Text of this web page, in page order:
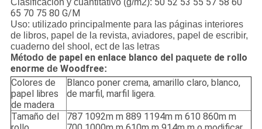
Clasificación y cuantitativo (g/m2): 50 52 53 55 57 58 60
65 70 75 80 G/M
Uso: utilizado principalmente para las páginas interiores
de libros, papel de la revista, aviadores, papel de escribir,
cuaderno del shool, ect de las letras
Métodode papel en enlace blanco del paquetede rollo
enorme deWoodfree:
Colores de
papel libres
de madera
Blanco poner crema, amarillo claro, blanco,
de marfil, marfil ligera.
Tamaño del
787 1092m m 889 1194m m 610 860m m